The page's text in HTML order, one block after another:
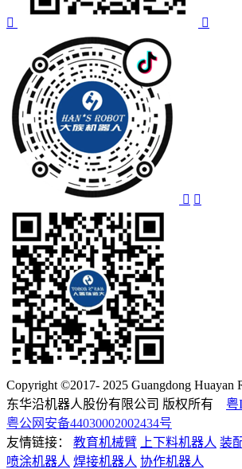
Copyright ©2017- 2025 Guangdong Huayan
东华沿机器人股份有限公司 版权所有 粤
粤公网安备44030002002434号
友情链接：
教育机械臂 上下料机器人 装
喷涂机器人 焊接机器人 协作机器人